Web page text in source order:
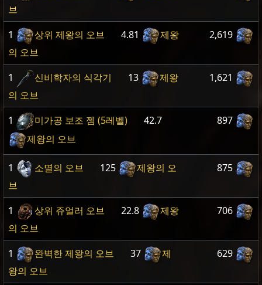
브
1 상위 제왕의 오브 4.81
제왕
의 오브
2,619
1 신비학자의 식각기 13
제왕
의 오브
1,621
1 미가공 보조 젬 (5레벨)
42.7
제왕의 오브
897
1 소멸의 오브 125
제왕의 오
브
875
1 상위 쥬얼러 오브 22.8
제왕
의 오브
706
1 완벽한 제왕의 오브 37
제
왕의 오브
629